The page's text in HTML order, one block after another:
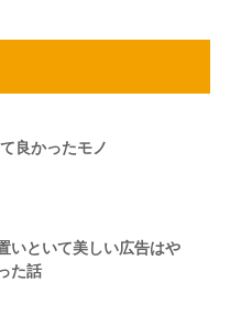
良かったモノ
いといて美しい広告はや
た話